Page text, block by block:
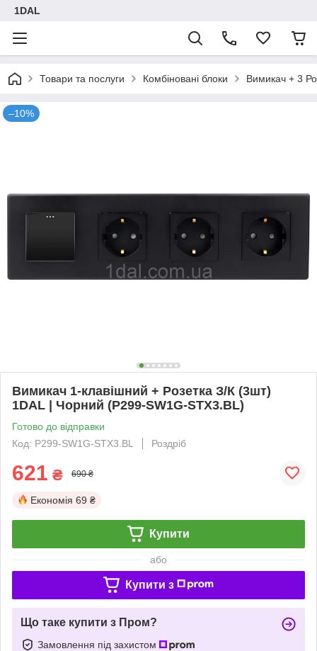
1DAL
Товари та послуги Комбіновані блоки Вимикач + 3
–10%
Вимикач 1-клавішний + Розетка З/К (3шт)
1DAL | Чорний (P299-SW1G-STX3.BL)
Готово до відправки
Код: P299-SW1G-STX3.BL
Роздріб
621 ₴ 690 ₴
Економія 69 ₴
Купити
або
Купити з
Що таке купити з Пром?
Замовлення під захистом